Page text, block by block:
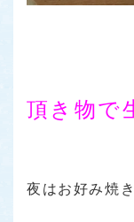
頂き物で
夜はお好み焼